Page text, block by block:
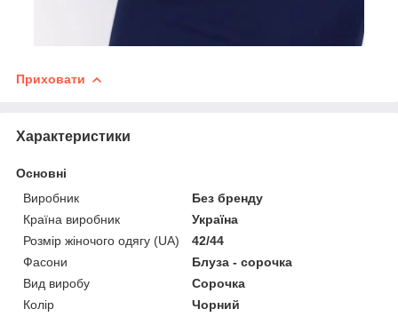
Приховати
Характеристики
Основні
Виробник
Без бренду
Країна виробник
Україна
Розмір жіночого одягу (UA)
42/44
Фасони
Блуза - сорочка
Вид виробу
Сорочка
Колір
Чорний